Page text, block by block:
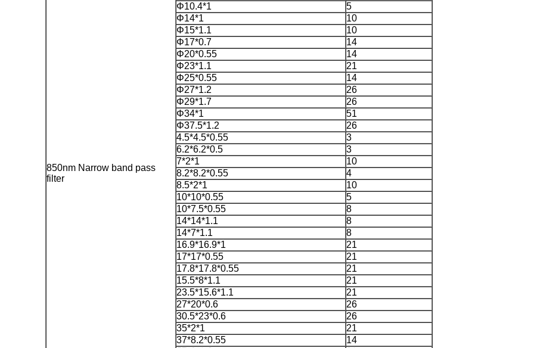
850nm Narrow band pass
filter
Φ10.4*1
5
Φ14*1
10
Φ15*1.1
10
Φ17*0.7
14
Φ20*0.55
14
Φ23*1.1
21
Φ25*0.55
14
Φ27*1.2
26
Φ29*1.7
26
Φ34*1
51
Φ37.5*1.2
26
4.5*4.5*0.55
3
6.2*6.2*0.5
3
7*2*1
10
8.2*8.2*0.55
4
8.5*2*1
10
10*10*0.55
5
10*7.5*0.55
8
14*14*1.1
8
14*7*1.1
8
16.9*16.9*1
21
17*17*0.55
21
17.8*17.8*0.55
21
15.5*8*1.1
21
23.5*15.6*1.1
21
27*20*0.6
26
30.5*23*0.6
26
35*2*1
21
37*8.2*0.55
14